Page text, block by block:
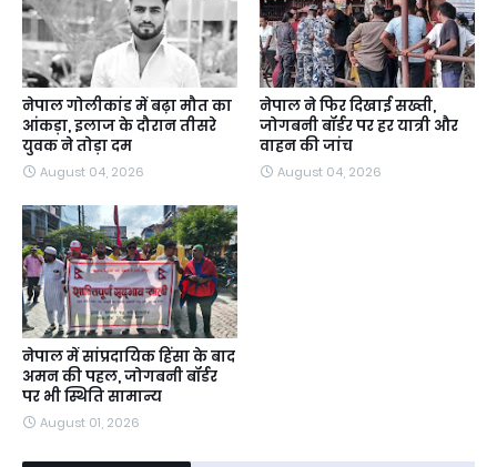
नेपाल गोलीकांड में बढ़ा मौत का
आंकड़ा, इलाज के दौरान तीसरे
युवक ने तोड़ा दम
August 04, 2026
नेपाल ने फिर दिखाई सख्ती,
जोगबनी बॉर्डर पर हर यात्री और
वाहन की जांच
August 04, 2026
नेपाल में सांप्रदायिक हिंसा के बाद
अमन की पहल, जोगबनी बॉर्डर
पर भी स्थिति सामान्य
August 01, 2026